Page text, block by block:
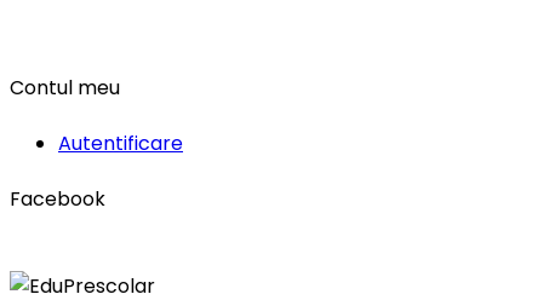
Contul meu
Autentificare
Facebook